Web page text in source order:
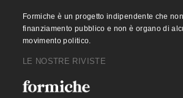
Formiche è un progetto indipendente che
finanziamento pubblico e non è organo di
movimento politico.
LE NOSTRE RIVISTE